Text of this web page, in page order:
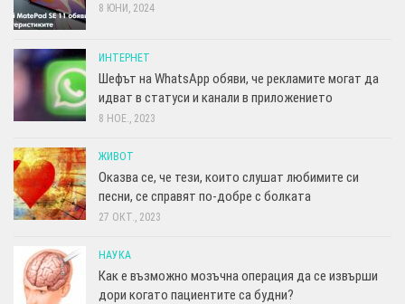
8 ЮНИ, 2024
ИНТЕРНЕТ
Шефът на WhatsApp обяви, че рекламите могат да
идват в статуси и канали в приложението
8 НОЕ., 2023
ЖИВОТ
Оказва се, че тези, които слушат любимите си
песни, се справят по-добре с болката
27 ОКТ., 2023
НАУКА
Как е възможно мозъчна операция да се извърши
дори когато пациентите са будни?